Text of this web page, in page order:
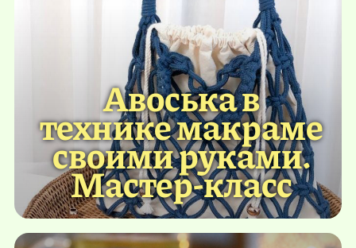
Авоська в
технике макраме
своими руками.
Мастер-класс